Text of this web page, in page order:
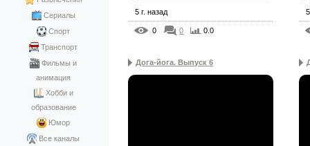
Сериалы
Спорт
Транспорт
Фильмы и
анимация
Хобби и
образование
Юмор
Все каналы
5 г. назад
0 0 0.0
Дога-йога. Выпуск 6